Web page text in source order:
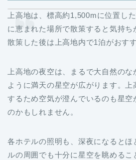
上高地は、標高約1,500mに位置し
に恵まれた場所で散策すると気持ち
散策した後は上高地内で1泊がおす
上高地の夜空は、まるで大自然の
ように満天の星空が広がります。
するため空気が澄んでいるのも星空
のかもしれません。
各ホテルの照明も、深夜になるとほ
ルの周囲でも十分に星空を眺めるこ